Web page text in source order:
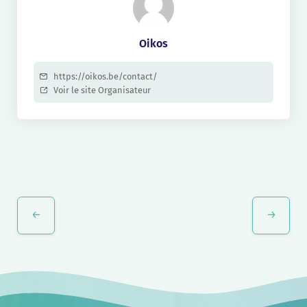
Oikos
https://oikos.be/contact/
Voir le site Organisateur
Évènement